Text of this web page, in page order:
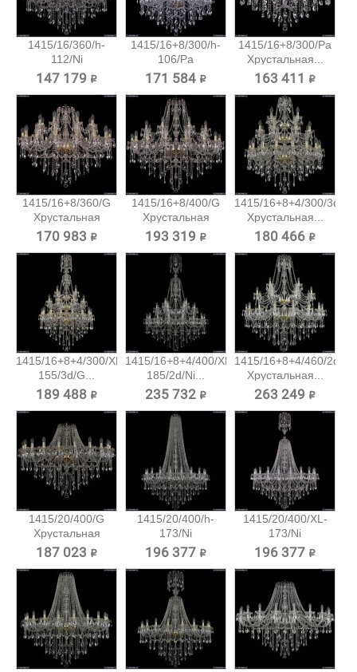
1415/16/360/h-
112/Ni
Хрустальная...
147 179 ₽
1415/16+8/300/h-
106/Pa
Хрустальная...
171 584 ₽
1415/16+8/300/Pa
Хрустальная...
163 411 ₽
1415/16+8/360/G
Хрустальная
подвесная...
170 983 ₽
1415/16+8/400/G
Хрустальная
подвесная...
193 319 ₽
1415/16+8+4/300/3d/G
Хрустальная...
180 466 ₽
1415/16+8+4/300/XL-
155/3d/G...
189 488 ₽
1415/16+8+4/400/XL-
185/2d/Ni...
235 732 ₽
1415/16+8+4/460/2d/G
Хрустальная...
263 249 ₽
1415/20/400/G
Хрустальная
подвесная...
187 023 ₽
1415/20/400/h-
173/Ni
Хрустальная...
196 377 ₽
1415/20/400/XL-
173/Ni
Хрустальная...
196 377 ₽